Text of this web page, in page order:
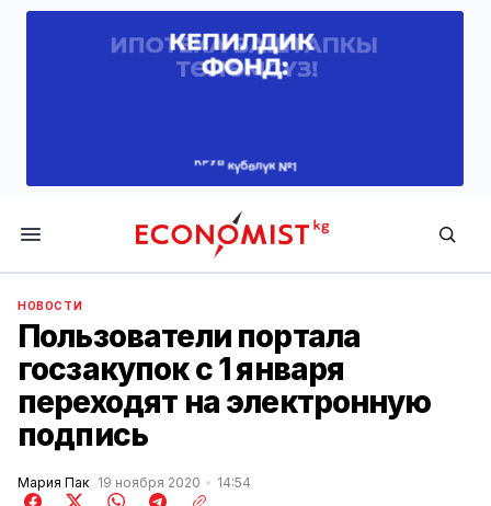
Economist.kg
НОВОСТИ
Пользователи портала
госзакупок с 1 января
переходят на электронную
подпись
Мария Пак 19 ноября 2020 14:54